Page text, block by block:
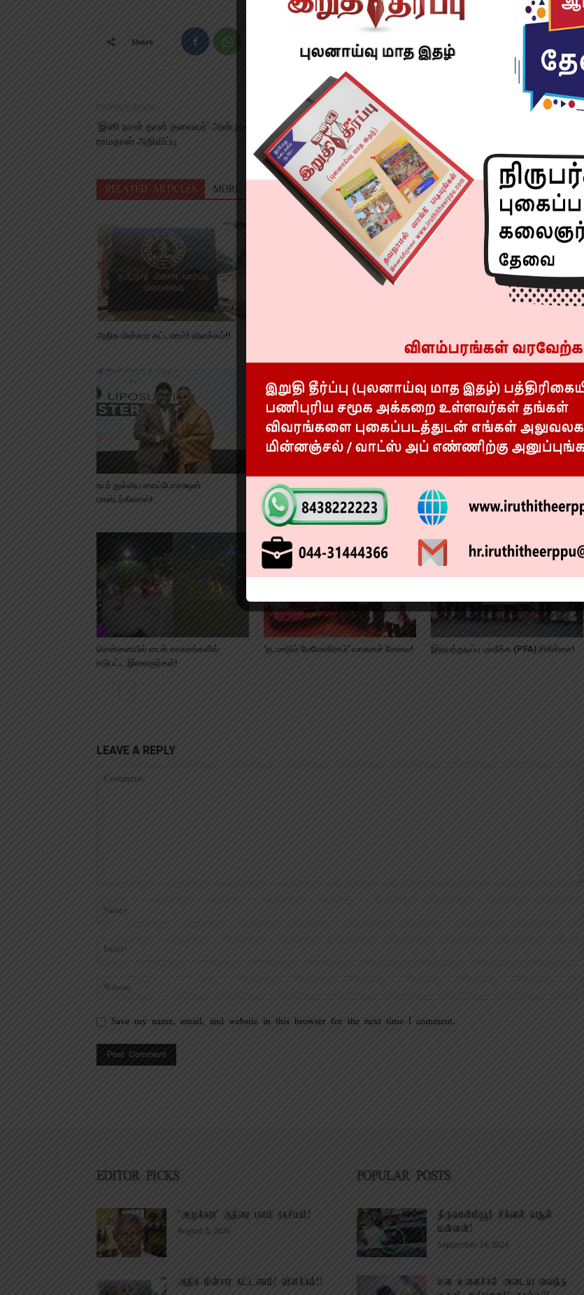
Share
Previous article
‘இனி நான் தான் தலைவர்’ அன்புமணி இல்லை-
ராமதாஸ் அறிவிப்பு
Next article
RELATED ARTICLES MORE FROM AUTHOR
அதிக மின்சார கட்டணம்! விளக்கம்!!
உயர் துல்லிய லைப்போசக்ஷன்
மாஸ்டர்கிளாஸ்!
காவேரி மருத்துவமனையின் ‘ஹைபிரிட்
கேத் லேபில்’
மருத்துவமனையில் 400 அறுவை
சிகிச்சைகள் நிறைவு!
சென்னையில் பைக் சாகசங்களில்
ஈடுபட்ட இளைஞர்கள்!
‘நடமாடும் மேமோகிராம்’ வாகனச் சேவை! இதயத்துடிப்பு புலநீக்க (PFA) சிகிச்சை!
LEAVE A REPLY
Save my name, email, and website in this browser for the next time I comment.
EDITOR PICKS
‘அமுக்கரா’ குதிரை பலம் ரகசியம்!
August 3, 2026
அதிக மின்சார கட்டணம்! விளக்கம்!!
POPULAR POSTS
திருவான்மியூர் சிக்னல் வசூல்
மன்னன்!
September 24, 2024
மன உளைச்சல் அடைய வைத்த